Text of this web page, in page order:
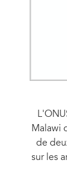
Malawi
de
sur les